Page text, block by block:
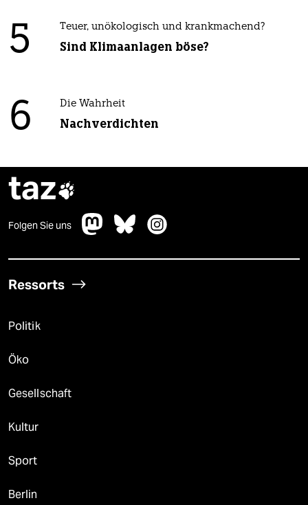
5 Teuer, unökologisch und krankmachend?
Sind Klimaanlagen böse?
6 Die Wahrheit
Nachverdichten
taz
Folgen Sie uns
Ressorts
Politik
Öko
Gesellschaft
Kultur
Sport
Berlin